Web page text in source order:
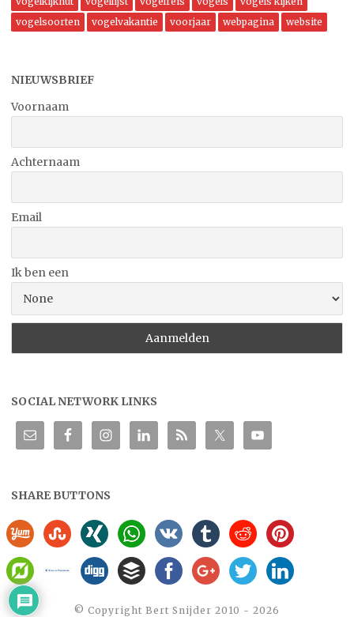
vogelsoorten
vogelvakantie voorjaar webpagina website
NIEUWSBRIEF
Voornaam
Achternaam
Email
Ik ben een
SOCIAL NETWORK LINKS
SHARE BUTTONS
©️ Copyright Bert Snijder 2010 - 2026